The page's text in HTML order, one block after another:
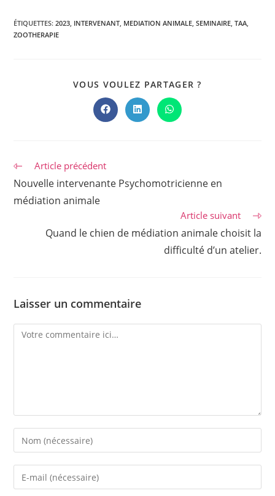
ÉTIQUETTES:2023, INTERVENANT, MEDIATION ANIMALE, SEMINAIRE, TAA,
ZOOTHERAPIE
VOUS VOULEZ PARTAGER ?
Ouvrir
dans
Ouvrir
dans
Ouvrir
dans
Read
articles
Article précédent
Nouvelle intervenante Psychomotricienne en
médiation animale
Article suivant
Quand le chien de médiation animale choisit la
difficulté d’un atelier.
Laisser un commentaire
Comment
Enter
your
name
Enter
your